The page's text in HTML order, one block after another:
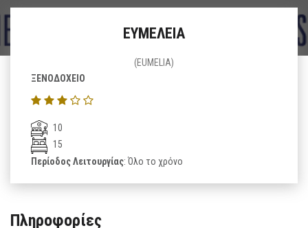
ΕΥΜΕΛΕΙΑ
(EUMELIA)
ΞΕΝΟΔΟΧΕΙΟ
10
15
Περίοδος Λειτουργίας: Όλο το χρόνο
Πληροφορίες